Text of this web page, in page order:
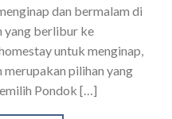
dan bermalam di
yang berlibur ke
untuk menginap,
merupakan pilihan yang
Pondok […]